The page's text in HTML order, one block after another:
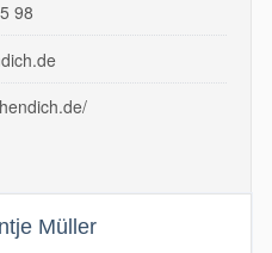
98
Müller